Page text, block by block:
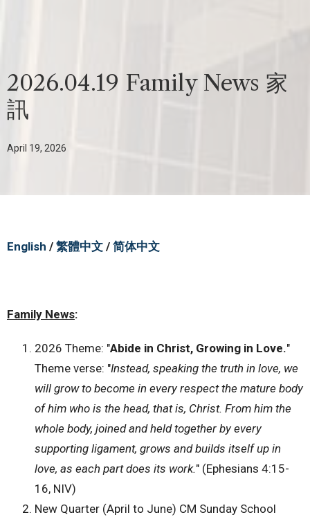
2026.04.19 Family News 家
訊
April 19, 2026
English / 繁體中文 / 简体中文
Family News:
2026 Theme: "Abide in Christ, Growing in Love."
Theme verse: "Instead, speaking the truth in love, we
will grow to become in every respect the mature body
of him who is the head, that is, Christ. From him the
whole body, joined and held together by every
supporting ligament, grows and builds itself up in
love, as each part does its work." (Ephesians 4:15-
16, NIV)
New Quarter (April to June) CM Sunday School